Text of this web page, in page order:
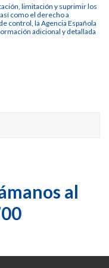
limitación y suprimir los
como el derecho a
control, la Agencia Española
adicional y detallada
al